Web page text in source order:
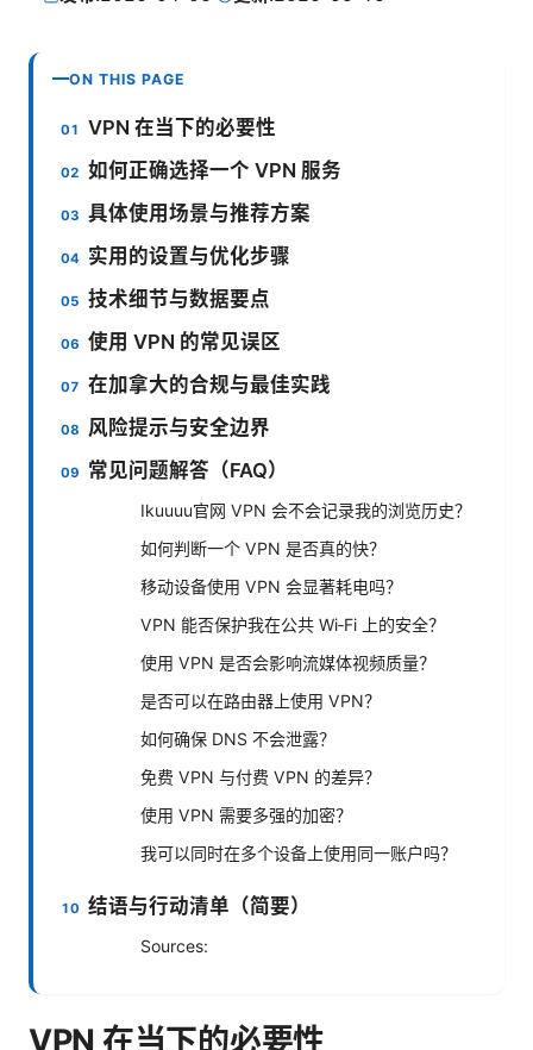
ON THIS PAGE
VPN 在当下的必要性
如何正确选择一个 VPN 服务
具体使用场景与推荐方案
实用的设置与优化步骤
技术细节与数据要点
使用 VPN 的常见误区
在加拿大的合规与最佳实践
风险提示与安全边界
常见问题解答（FAQ）
Ikuuuu官网 VPN 会不会记录我的浏览历史？
如何判断一个 VPN 是否真的快？
移动设备使用 VPN 会显著耗电吗？
VPN 能否保护我在公共 Wi‑Fi 上的安全？
使用 VPN 是否会影响流媒体视频质量？
是否可以在路由器上使用 VPN？
如何确保 DNS 不会泄露？
免费 VPN 与付费 VPN 的差异？
使用 VPN 需要多强的加密？
我可以同时在多个设备上使用同一账户吗？
结语与行动清单（简要）
Sources:
VPN 在当下的必要性